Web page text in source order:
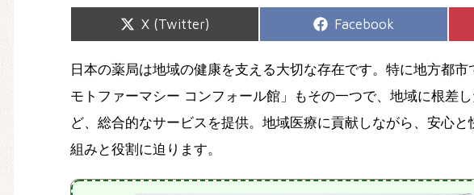
Share
X (Twitter)
Share
Facebook
日本の薬局は地域の健康を支える大切な存在です。特に地方都
モトファーマシー コンフォール館」もその一つで、地域に根差
ど、総合的なサービスを提供。地域医療に貢献しながら、安心
組みと役割に迫ります。